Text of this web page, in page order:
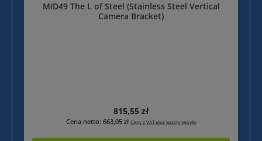
MID49 The L of Steel (Stainless Steel Vertical
Camera Bracket)
Cena regularna:
815,55 zł
Cena netto: 663,05 zł Ceny z VAT plus koszty wysyłki